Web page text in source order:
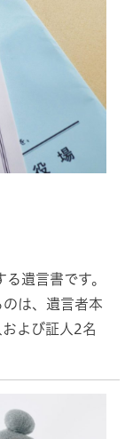
遺言書です。
は、遺言者本
よび証人2名